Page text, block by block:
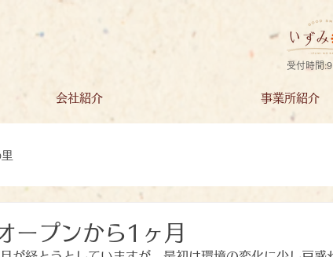
受付時間
会社紹介 事業所紹介
ープンから1ヶ月